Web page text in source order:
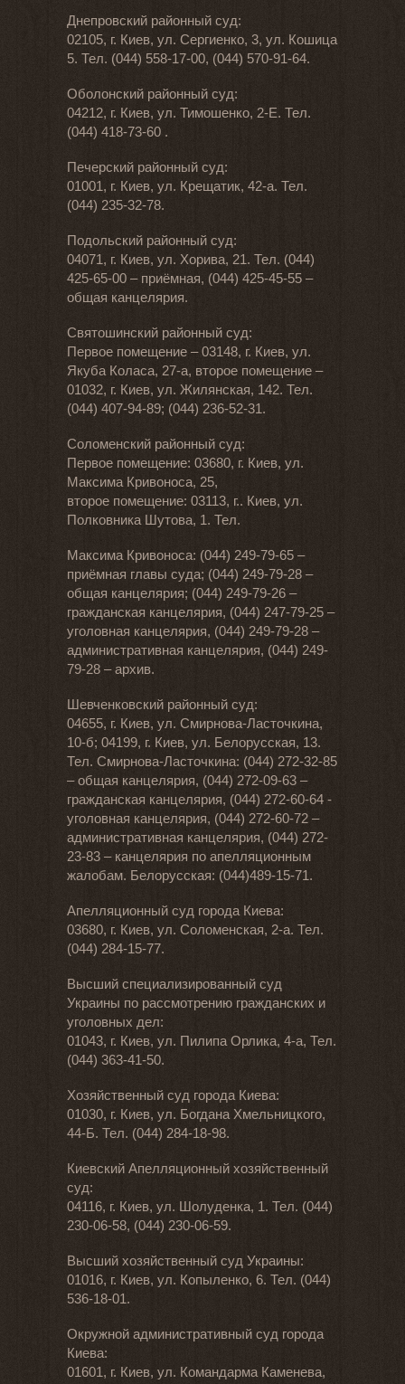
Днепровский районный суд:
02105, г. Киев, ул. Сергиенко, 3, ул. Кошица
5. Тел. (044) 558-17-00, (044) 570-91-64.
Оболонский районный суд:
04212, г. Киев, ул. Тимошенко, 2-Е. Тел.
(044) 418-73-60 .
Печерский районный суд:
01001, г. Киев, ул. Крещатик, 42-а. Тел.
(044) 235-32-78.
Подольский районный суд:
04071, г. Киев, ул. Хорива, 21. Тел. (044)
425-65-00 – приёмная, (044) 425-45-55 –
общая канцелярия.
Святошинский районный суд:
Первое помещение – 03148, г. Киев, ул.
Якуба Коласа, 27-а, второе помещение –
01032, г. Киев, ул. Жилянская, 142. Тел.
(044) 407-94-89; (044) 236-52-31.
Соломенский районный суд:
Первое помещение: 03680, г. Киев, ул.
Максима Кривоноса, 25,
второе помещение: 03113, г.. Киев, ул.
Полковника Шутова, 1. Тел.
Максима Кривоноса: (044) 249-79-65 –
приёмная главы суда; (044) 249-79-28 –
общая канцелярия; (044) 249-79-26 –
гражданская канцелярия, (044) 247-79-25 –
уголовная канцелярия, (044) 249-79-28 –
административная канцелярия, (044) 249-
79-28 – архив.
Шевченковский районный суд:
04655, г. Киев, ул. Смирнова-Ласточкина,
10-б; 04199, г. Киев, ул. Белорусская, 13.
Тел. Смирнова-Ласточкина: (044) 272-32-85
– общая канцелярия, (044) 272-09-63 –
гражданская канцелярия, (044) 272-60-64 -
уголовная канцелярия, (044) 272-60-72 –
административная канцелярия, (044) 272-
23-83 – канцелярия по апелляционным
жалобам. Белорусская: (044)489-15-71.
Апелляционный суд города Киева:
03680, г. Киев, ул. Соломенская, 2-а. Тел.
(044) 284-15-77.
Высший специализированный суд
Украины по рассмотрению гражданских и
уголовных дел:
01043, г. Киев, ул. Пилипа Орлика, 4-а, Тел.
(044) 363-41-50.
Хозяйственный суд города Киева:
01030, г. Киев, ул. Богдана Хмельницкого,
44-Б. Тел. (044) 284-18-98.
Киевский Апелляционный хозяйственный
суд:
04116, г. Киев, ул. Шолуденка, 1. Тел. (044)
230-06-58, (044) 230-06-59.
Высший хозяйственный суд Украины:
01016, г. Киев, ул. Копыленко, 6. Тел. (044)
536-18-01.
Окружной административный суд города
Киева:
01601, г. Киев, ул. Командарма Каменева,